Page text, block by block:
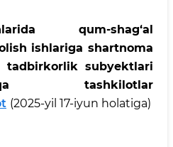
qum-shag‘al
ishlariga shartnoma
tadbirkorlik subyektlari
tashkilotlar
(2025-yil 17-iyun holatiga)